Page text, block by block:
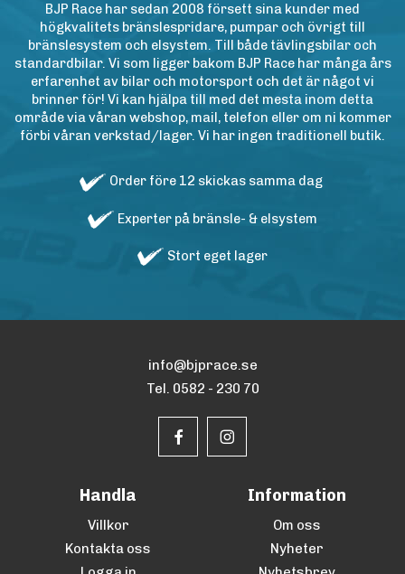
BJP Race har sedan 2008 försett sina kunder med
högkvalitets bränslespridare, pumpar och övrigt till
bränslesystem och elsystem. Till både tävlingsbilar och
standardbilar. Vi som ligger bakom BJP Race har många års
erfarenhet av bilar och motorsport och det är något vi
brinner för! Vi kan hjälpa till med det mesta inom detta
område via våran webshop, mail, telefon eller om ni kommer
förbi våran verkstad/lager. Vi har ingen traditionell butik.
Order före 12 skickas samma dag
Experter på bränsle- & elsystem
Stort eget lager
info@bjprace.se
Tel. 0582 - 230 70
Handla
Villkor
Kontakta oss
Information
Om oss
Nyheter